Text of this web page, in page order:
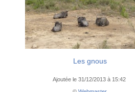
Les gnous
Ajoutée le 31/12/2013 à 15:42